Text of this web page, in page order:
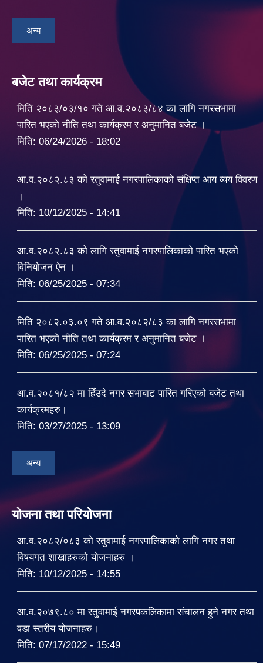
अन्य
बजेट तथा कार्यक्रम
मिति २०८३/०३/१० गते आ.व.२०८३/८४ का लागि नगरसभामा
पारित भएको नीति तथा कार्यक्रम र अनुमानित बजेट ।
मिति: 06/24/2026 - 18:02
आ.व.२०८२.८३ को रतुवामाई नगरपालिकाको संक्षिप्त आय व्यय विवरण
।
मिति: 10/12/2025 - 14:41
आ.व.२०८२.८३ को लागि रतुवामाई नगरपालिकाको पारित भएको
विनियोजन ऐन ।
मिति: 06/25/2025 - 07:34
मिति २०८२.०३.०९ गते आ.व.२०८२/८३ का लागि नगरसभामा
पारित भएको नीति तथा कार्यक्रम र अनुमानित बजेट ।
मिति: 06/25/2025 - 07:24
आ.व.२०८१/८२ मा हिँउदे नगर सभाबाट पारित गरिएको बजेट तथा
कार्यक्रमहरु।
मिति: 03/27/2025 - 13:09
अन्य
योजना तथा परियोजना
आ.व.२०८२/०८३ को रतुवामाई नगरपालिकाको लागि नगर तथा
विषयगत शाखाहरुको योजनाहरु ।
मिति: 10/12/2025 - 14:55
आ.व.२०७९.८० मा रतुवामाई नगरपकलिकामा संचालन हुने नगर तथा
वडा स्तरीय योजनाहरु।
मिति: 07/17/2022 - 15:49